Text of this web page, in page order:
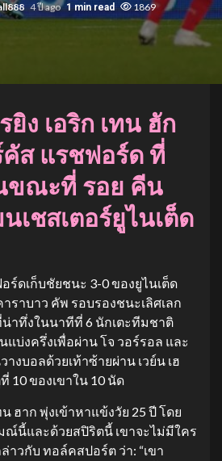
4 ปี ago 1 min read 1869
ง เอริก เทน ฮัก
ส แรชฟอร์ด ที่
ขณะที่ รอย คีน
เชสเตอร์ยูไนเต็ด
ร์ดเก็บชัยชนะ 3-0 ของยูไนเต็ด
ราบาว คัพ รอบรองชนะเลิศเลก
น่าทึ่งในนาทีที่ 6 นักเตะทีมชาติ
บ่งครึ่งเพื่อผ่าน โจ วอร์รอล และ
างบอลด้วยเท้าซ้ายผ่าน เวย์น เฮ
10 ของเขาใน 10 นัด
ฮาก พุ่งเข้าหาแข้งวัย 25 ปี โดย
ณ์นี้และด้วยสปิริตนี้ เขาจะไม่มีใคร
าวกับ ทอล์คสปอร์ต ว่า: “เขา